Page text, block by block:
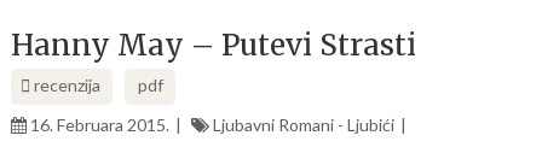
Hanny May – Putevi Strasti
recenzija
pdf
16. Februara 2015.
Ljubavni Romani - Ljubići